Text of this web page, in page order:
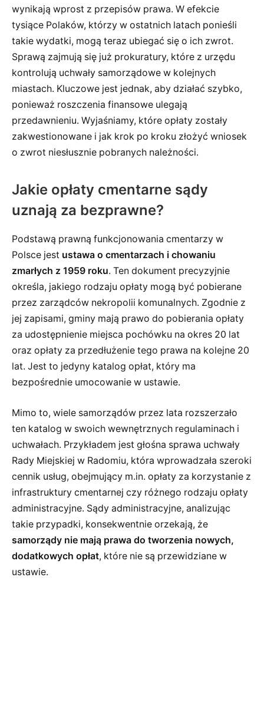
wynikają wprost z przepisów prawa. W efekcie
tysiące Polaków, którzy w ostatnich latach ponieśli
takie wydatki, mogą teraz ubiegać się o ich zwrot.
Sprawą zajmują się już prokuratury, które z urzędu
kontrolują uchwały samorządowe w kolejnych
miastach. Kluczowe jest jednak, aby działać szybko,
ponieważ roszczenia finansowe ulegają
przedawnieniu. Wyjaśniamy, które opłaty zostały
zakwestionowane i jak krok po kroku złożyć wniosek
o zwrot niesłusznie pobranych należności.
Jakie opłaty cmentarne sądy
uznają za bezprawne?
Podstawą prawną funkcjonowania cmentarzy w
Polsce jest ustawa o cmentarzach i chowaniu
zmarłych z 1959 roku. Ten dokument precyzyjnie
określa, jakiego rodzaju opłaty mogą być pobierane
przez zarządców nekropolii komunalnych. Zgodnie z
jej zapisami, gminy mają prawo do pobierania opłaty
za udostępnienie miejsca pochówku na okres 20 lat
oraz opłaty za przedłużenie tego prawa na kolejne 20
lat. Jest to jedyny katalog opłat, który ma
bezpośrednie umocowanie w ustawie.
Mimo to, wiele samorządów przez lata rozszerzało
ten katalog w swoich wewnętrznych regulaminach i
uchwałach. Przykładem jest głośna sprawa uchwały
Rady Miejskiej w Radomiu, która wprowadzała szeroki
cennik usług, obejmujący m.in. opłaty za korzystanie z
infrastruktury cmentarnej czy różnego rodzaju opłaty
administracyjne. Sądy administracyjne, analizując
takie przypadki, konsekwentnie orzekają, że
samorządy nie mają prawa do tworzenia nowych,
dodatkowych opłat, które nie są przewidziane w
ustawie.